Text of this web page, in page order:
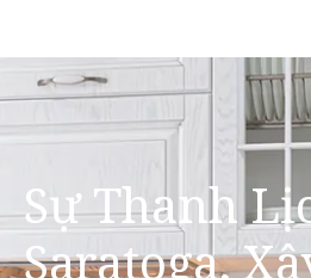
Sự Thanh
Saratoga,